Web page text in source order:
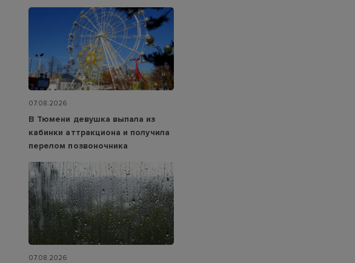
07.08.2026
В Тюмени девушка выпала из
кабинки аттракциона и получила
перелом позвоночника
07.08.2026